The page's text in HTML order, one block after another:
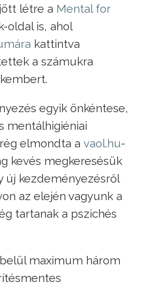
létre a Mental for
oldal is, ahol
kattintva
a számukra
egyik önkéntese,
mentálhigiéniai
elmondta a vaol.hu-
kevés megkeresésük
új kezdeményezésről
az elején vagyunk a
tartanak a pszichés
maximum három